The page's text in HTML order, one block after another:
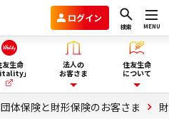
ログイン
検索 MENU
友生命
」
法人の
お客さま
住友生命
について
団体保険と財形保険のお客さま